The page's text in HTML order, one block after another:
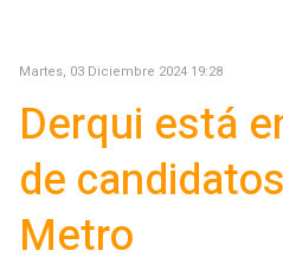
Martes, 03 Diciembre 2024 19:28
Derqui está
de
Metro